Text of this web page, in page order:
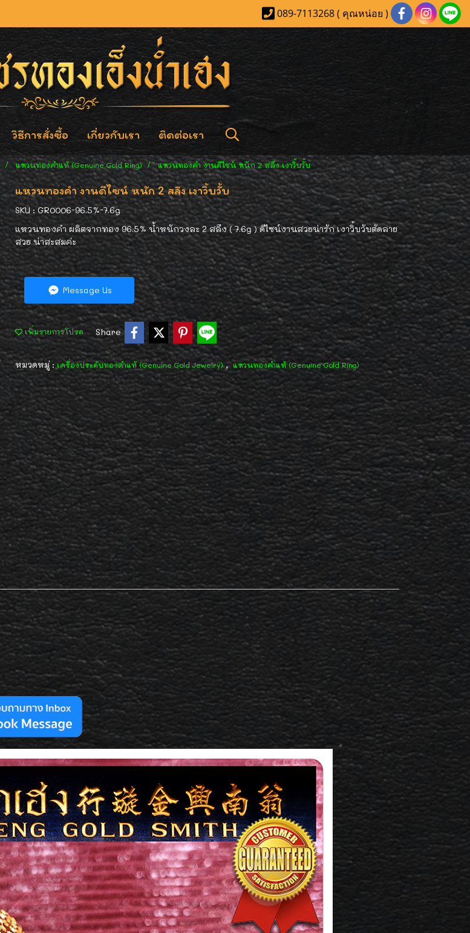
089-7113268 ( คุณหน่อย )
วิธีการสั่งซื้อ เกี่ยวกับเรา ติดต่อเรา
แหวนทองคำแท้ (Genuine Gold Ring) แหวนทองคำ งานดีไซน์ หนัก 2 สลึง เงาวิ้บวั้บ
แหวนทองคำ งานดีไซน์ หนัก 2 สลึง เงาวิ้บวั้บ
SKU : GR0006-96.5%-7.6g
แหวนทองคำ ผลิตจากทอง 96.5% น้ำหนักวงละ 2 สลึง ( 7.6g ) ดีไซน์งานสวยน่ารัก เงาวิ้บวับตัดลาย
สวย น่าสะสมค่ะ
Message Us
เพิ่มรายการโปรด Share
หมวดหมู่ :เครื่องประดับทองคำแท้ (Genuine Gold Jewelry), แหวนทองคำแท้ (Genuine Gold Ring)